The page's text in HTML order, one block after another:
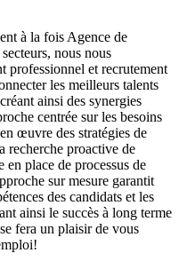
à la fois Agence de
nous nous
professionnel et recrutement
les meilleurs talents
ainsi des synergies
centrée sur les besoins
œuvre des stratégies de
recherche proactive de
en place de processus de
sur mesure garantit
des candidats et les
ainsi le succès à long terme
fera un plaisir de vous